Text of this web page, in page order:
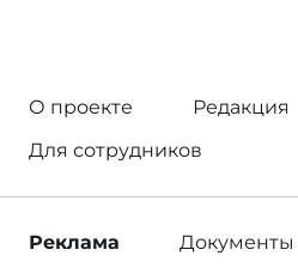
О проекте
Редакция
Для сотрудников
Реклама Документы